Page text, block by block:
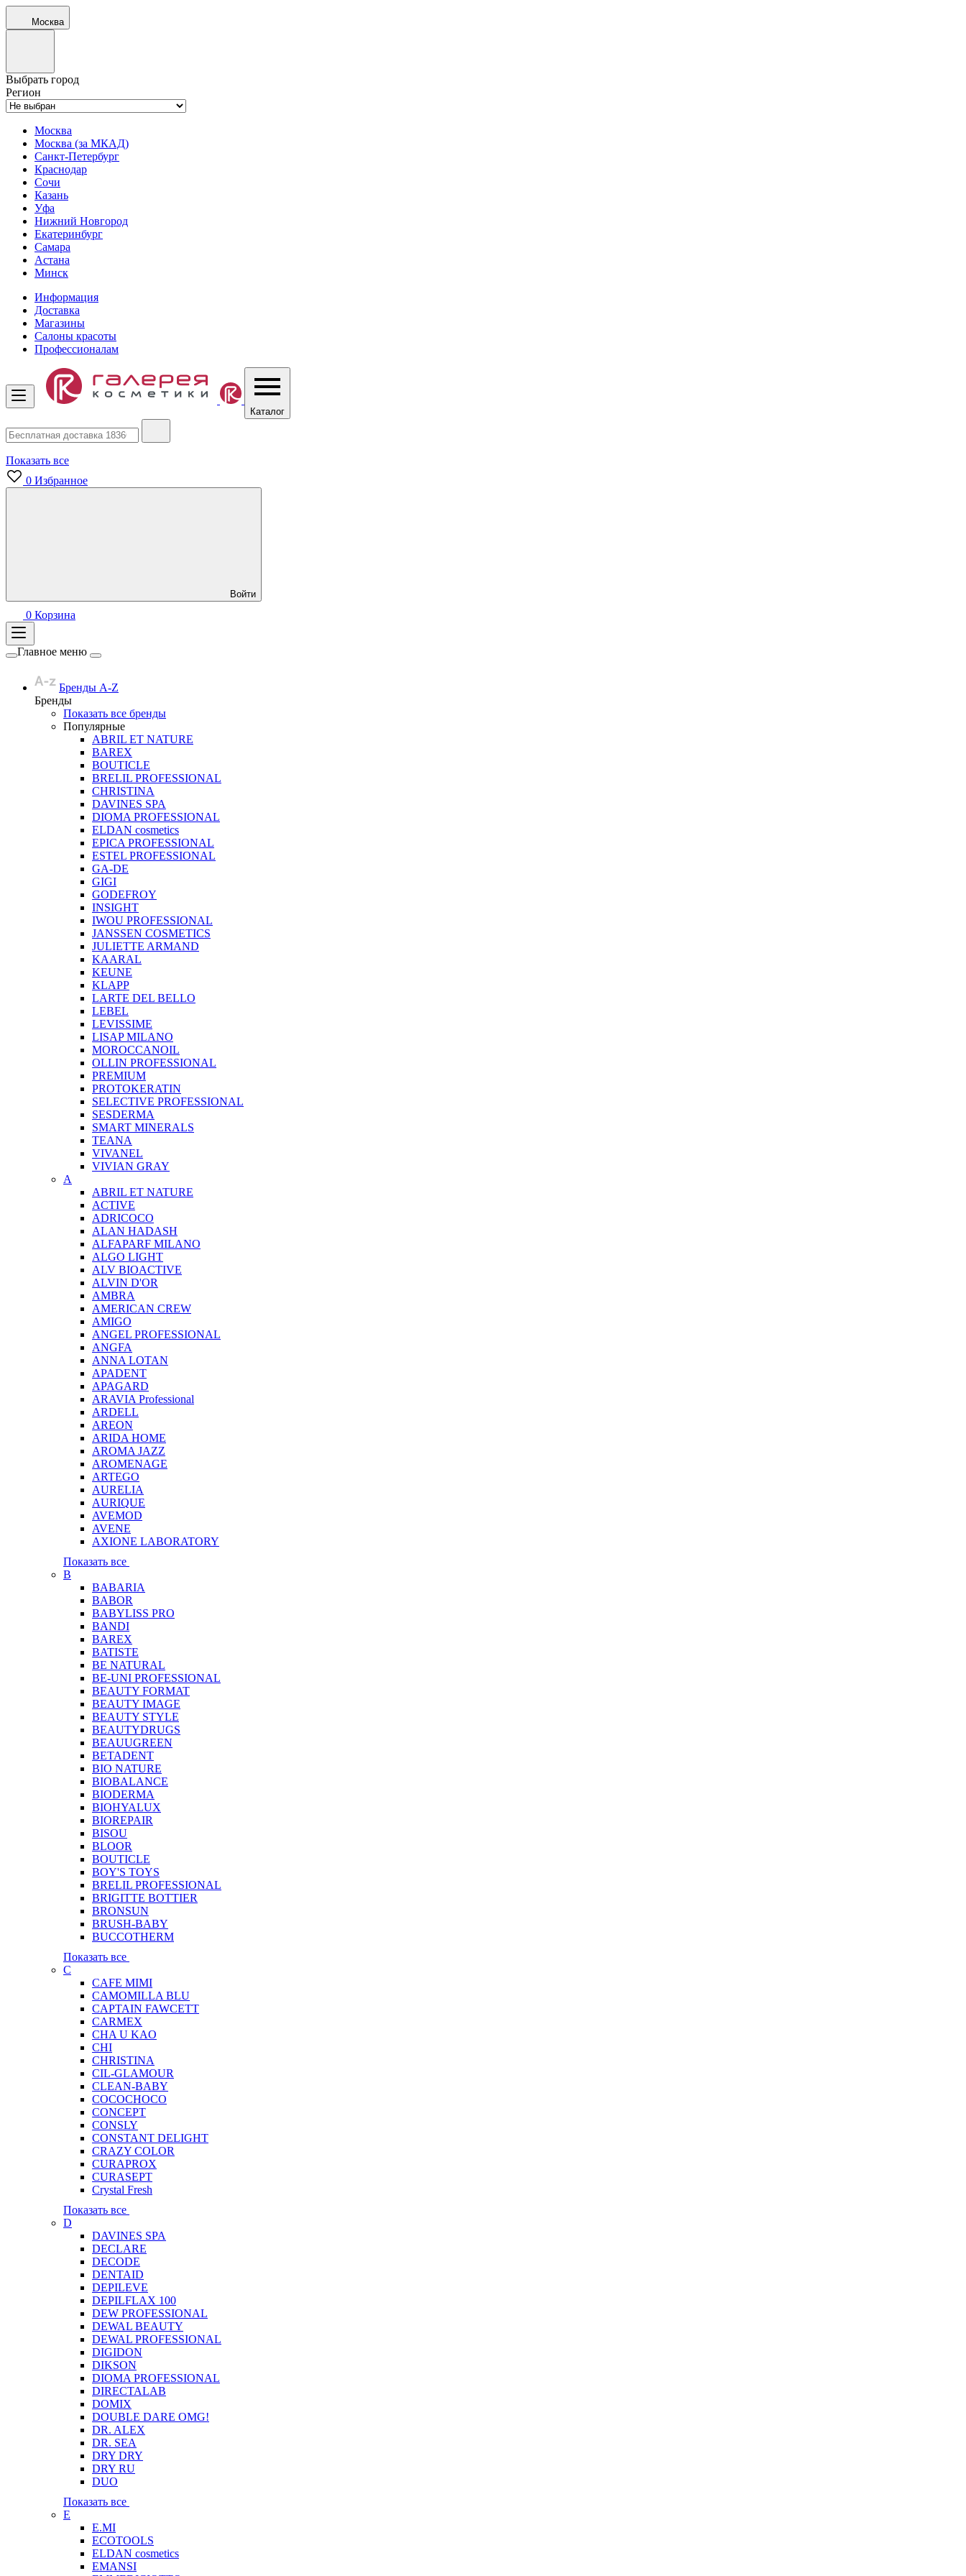
Москва
Выбрать город
Регион
Москва
Москва (за МКАД)
Санкт-Петербург
Краснодар
Сочи
Казань
Уфа
Нижний Новгород
Екатеринбург
Самара
Астана
Минск
Информация
Доставка
Магазины
Салоны красоты
Профессионалам
Каталог
Показать все
0 Избранное
Войти
0 Корзина
Главное меню
Бренды A-Z
Бренды
Показать все бренды
Популярные
ABRIL ET NATURE
BAREX
BOUTICLE
BRELIL PROFESSIONAL
CHRISTINA
DAVINES SPA
DIOMA PROFESSIONAL
ELDAN cosmetics
EPICA PROFESSIONAL
ESTEL PROFESSIONAL
GA-DE
GIGI
GODEFROY
INSIGHT
IWOU PROFESSIONAL
JANSSEN COSMETICS
JULIETTE ARMAND
KAARAL
KEUNE
KLAPP
LARTE DEL BELLO
LEBEL
LEVISSIME
LISAP MILANO
MOROCCANOIL
OLLIN PROFESSIONAL
PREMIUM
PROTOKERATIN
SELECTIVE PROFESSIONAL
SESDERMA
SMART MINERALS
TEANA
VIVANEL
VIVIAN GRAY
A
ABRIL ET NATURE
ACTIVE
ADRICOCO
ALAN HADASH
ALFAPARF MILANO
ALGO LIGHT
ALV BIOACTIVE
ALVIN D'OR
AMBRA
AMERICAN CREW
AMIGO
ANGEL PROFESSIONAL
ANGFA
ANNA LOTAN
APADENT
APAGARD
ARAVIA Professional
ARDELL
AREON
ARIDA HOME
AROMA JAZZ
AROMENAGE
ARTEGO
AURELIA
AURIQUE
AVEMOD
AVENE
AXIONE LABORATORY
Показать все
B
BABARIA
BABOR
BABYLISS PRO
BANDI
BAREX
BATISTE
BE NATURAL
BE-UNI PROFESSIONAL
BEAUTY FORMAT
BEAUTY IMAGE
BEAUTY STYLE
BEAUTYDRUGS
BEAUUGREEN
BETADENT
BIO NATURE
BIOBALANCE
BIODERMA
BIOHYALUX
BIOREPAIR
BISOU
BLOOR
BOUTICLE
BOY'S TOYS
BRELIL PROFESSIONAL
BRIGITTE BOTTIER
BRONSUN
BRUSH-BABY
BUCCOTHERM
Показать все
C
CAFE MIMI
CAMOMILLA BLU
CAPTAIN FAWCETT
CARMEX
CHA U KAO
CHI
CHRISTINA
CIL-GLAMOUR
CLEAN-BABY
COCOCHOCO
CONCEPT
CONSLY
CONSTANT DELIGHT
CRAZY COLOR
CURAPROX
CURASEPT
Crystal Fresh
Показать все
D
DAVINES SPA
DECLARE
DECODE
DENTAID
DEPILEVE
DEPILFLAX 100
DEW PROFESSIONAL
DEWAL BEAUTY
DEWAL PROFESSIONAL
DIGIDON
DIKSON
DIOMA PROFESSIONAL
DIRECTALAB
DOMIX
DOUBLE DARE OMG!
DR. ALEX
DR. SEA
DRY DRY
DRY RU
DUO
Показать все
E
E.MI
ECOTOOLS
ELDAN cosmetics
EMANSI